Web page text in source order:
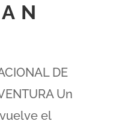
DE
Un
el